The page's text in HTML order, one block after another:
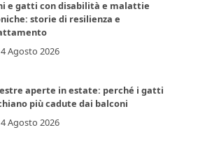
e gatti con disabilità e malattie
storie di resilienza e
4 Agosto 2026
aperte in estate: perché i gatti
più cadute dai balconi
4 Agosto 2026